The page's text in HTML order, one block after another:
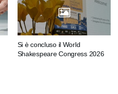
Si è concluso il World
Shakespeare Congress 2026